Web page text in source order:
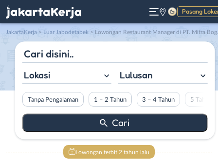
Pasang
Gelap
JakartaKerja > Luar Jabodetabek > Lowongan Restaurant Manager di PT. Mitra Boga Persada
Lokasi Lulusan
Tanpa Pengalaman 1 – 2 Tahun 3 – 4 Tahun 5 Tahun
Lowongan terbit 2 tahun lalu